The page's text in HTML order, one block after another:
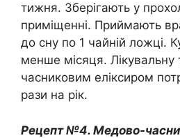
тижня. Зберігають у
приміщенні. Приймають
до сну по 1 чайній ложці.
менше місяця.
часниковим еліксиром
рази на рік.
Рецепт №4. Медово-